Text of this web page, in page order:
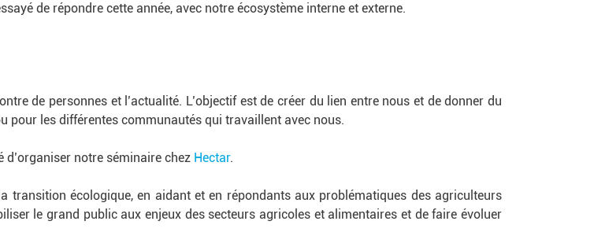
de répondre cette année, avec notre écosystème interne et externe.
de personnes et l’actualité. L’objectif est de créer du lien entre nous et de donner du
pour les différentes communautés qui travaillent avec nous.
d’organiser notre séminaire chez Hectar.
écologique, en aidant et en répondants aux problématiques des agriculteurs
le grand public aux enjeux des secteurs agricoles et alimentaires et de faire évoluer